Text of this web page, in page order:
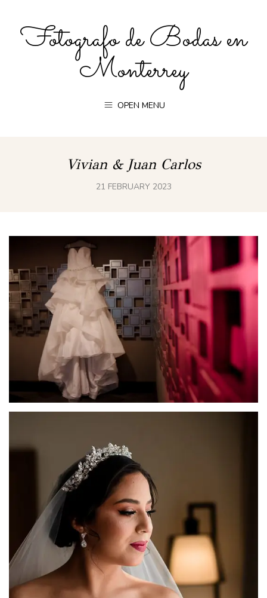
Fotografo de Bodas en
Monterrey
OPEN MENU
Vivian & Juan Carlos
21 FEBRUARY 2023